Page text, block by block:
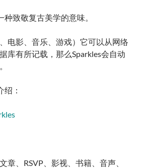
致敬复古美学的意味。
电影、音乐、游戏）它可以从网络
库有所记载，那么Sparkles会自动
：
、RSVP、影视、书籍、音声、